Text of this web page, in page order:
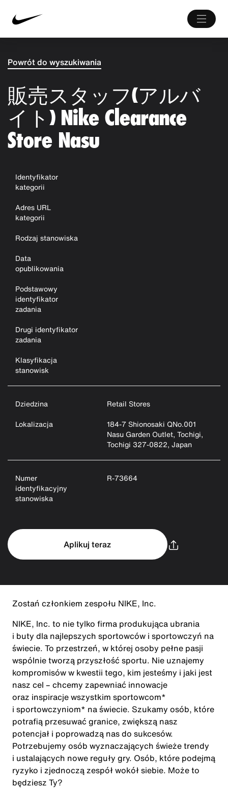
Powrót do wyszukiwania
販売スタッフ(アルバ
イト) Nike Clearance
Store Nasu
Identyfikator
kategorii
Adres URL
kategorii
Rodzaj stanowiska
Data
opublikowania
Podstawowy
identyfikator
zadania
Drugi identyfikator
zadania
Klasyfikacja
stanowisk
Dziedzina
Retail Stores
Lokalizacja
184-7 Shionosaki QNo.001
Nasu Garden Outlet, Tochigi,
Tochigi 327-0822, Japan
Numer
identyfikacyjny
stanowiska
R-73664
Aplikuj teraz
Zostań członkiem zespołu NIKE, Inc.
NIKE, Inc. to nie tylko firma produkująca ubrania
i buty dla najlepszych sportowców i sportowczyń na
świecie. To przestrzeń, w której osoby pełne pasji
wspólnie tworzą przyszłość sportu. Nie uznajemy
kompromisów w kwestii tego, kim jesteśmy i jaki jest
nasz cel – chcemy zapewniać innowacje
oraz inspiracje wszystkim sportowcom*
i sportowczyniom* na świecie. Szukamy osób, które
potrafią przesuwać granice, zwiększą nasz
potencjał i poprowadzą nas do sukcesów.
Potrzebujemy osób wyznaczających świeże trendy
i ustalających nowe reguły gry. Osób, które podejmą
ryzyko i zjednoczą zespół wokół siebie. Może to
będziesz Ty?